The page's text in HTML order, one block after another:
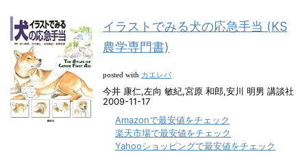
イラストでみる犬の応急手当 (KS
農学専門書)
posted with カエレバ
今井 康仁,左向 敏紀,宮原 和郎,安川 明男 講談社
2009-11-17
Amazonで最安値をチェック
楽天市場で最安値をチェック
Yahooショッピングで最安値をチェック